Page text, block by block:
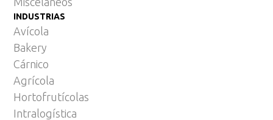
INDUSTRIAS
Avícola
Bakery
Cárnico
Agrícola
Hortofrutícolas
Intralogística